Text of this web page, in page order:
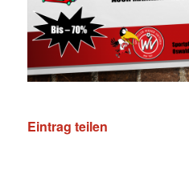
Eintrag teilen